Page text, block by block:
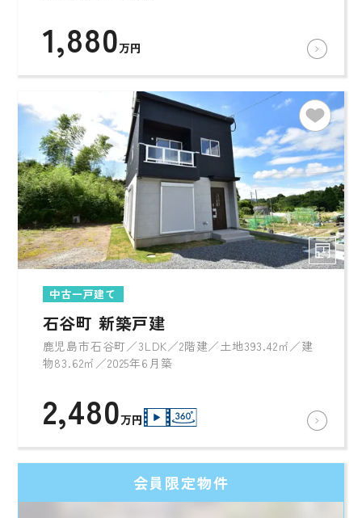
1,880万円
中古一戸建て
石谷町 新築戸建
鹿児島市石谷町／3LDK／2階建／土地393.42㎡／建
物83.62㎡／2025年6月築
2,480万円
会員限定物件